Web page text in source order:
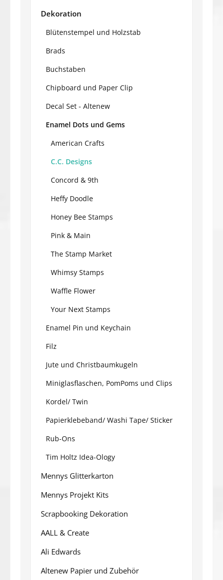
Dekoration
Blütenstempel und Holzstab
Brads
Buchstaben
Chipboard und Paper Clip
Decal Set - Altenew
Enamel Dots und Gems
American Crafts
C.C. Designs
Concord & 9th
Heffy Doodle
Honey Bee Stamps
Pink & Main
The Stamp Market
Whimsy Stamps
Waffle Flower
Your Next Stamps
Enamel Pin und Keychain
Filz
Jute und Christbaumkugeln
Miniglasflaschen, PomPoms und Clips
Kordel/ Twin
Papierklebeband/ Washi Tape/ Sticker
Rub-Ons
Tim Holtz Idea-Ology
Mennys Glitterkarton
Mennys Projekt Kits
Scrapbooking Dekoration
AALL & Create
Ali Edwards
Altenew Papier und Zubehör